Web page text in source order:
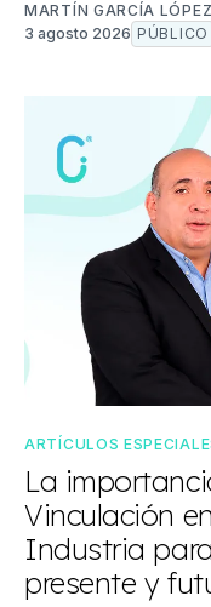
MARTÍN GARCÍA LÓPEZ
3 agosto 2026 PÚBLICO
ARTÍCULOS
La
Vinculación
Industria
presente y